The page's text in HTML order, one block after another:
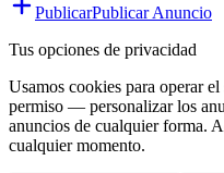
PublicarPublicar Anuncio
Tus opciones de privacidad
Usamos cookies para operar
permiso — personalizar los
anuncios de cualquier forma.
cualquier momento.